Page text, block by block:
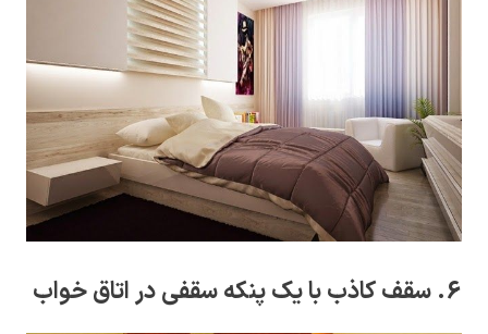
6. سقف کاذب با یک پنکه سقفی در اتاق خواب